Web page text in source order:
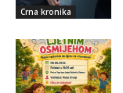
Crna kronika